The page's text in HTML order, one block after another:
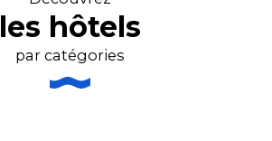
les hôtels
par catégories